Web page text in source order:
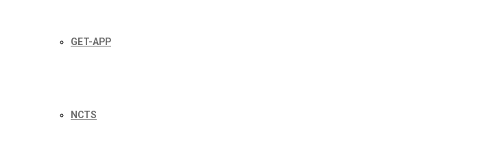
GET-APP
NCTS